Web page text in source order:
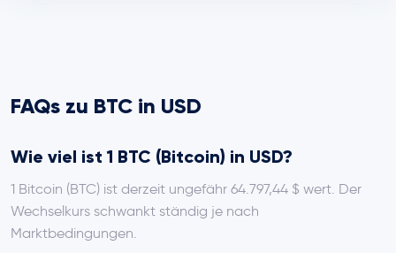
FAQs zu BTC in USD
Wie viel ist 1 BTC (Bitcoin) in USD?
1 Bitcoin (BTC) ist derzeit ungefähr 64.797,44 $ wert. Der
Wechselkurs schwankt ständig je nach
Marktbedingungen.